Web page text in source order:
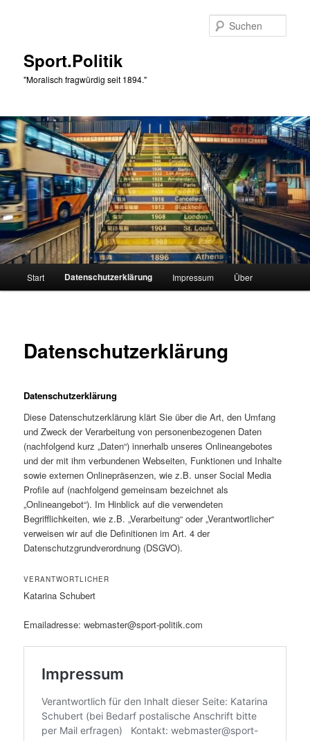
Sport.Politik
"Moralisch fragwürdig seit 1894."
Start Datenschutzerklärung Impressum Über
Datenschutzerklärung
Datenschutzerklärung
Diese Datenschutzerklärung klärt Sie über die Art, den Umfang
und Zweck der Verarbeitung von personenbezogenen Daten
(nachfolgend kurz „Daten“) innerhalb unseres Onlineangebotes
und der mit ihm verbundenen Webseiten, Funktionen und Inhalte
sowie externen Onlinepräsenzen, wie z.B. unser Social Media
Profile auf (nachfolgend gemeinsam bezeichnet als
„Onlineangebot“). Im Hinblick auf die verwendeten
Begrifflichkeiten, wie z.B. „Verarbeitung“ oder „Verantwortlicher“
verweisen wir auf die Definitionen im Art. 4 der
Datenschutzgrundverordnung (DSGVO).
VERANTWORTLICHER
Katarina Schubert
Emailadresse: webmaster@sport-politik.com